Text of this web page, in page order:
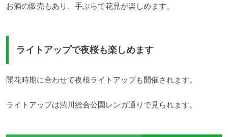
お酒の販売もあり、手ぶらで花見が楽しめます。
ライトアップで夜桜も楽しめます
開花時期に合わせて夜桜ライトアップも開催されます。
ライトアップは渋川総合公園レンガ通りで見られます。